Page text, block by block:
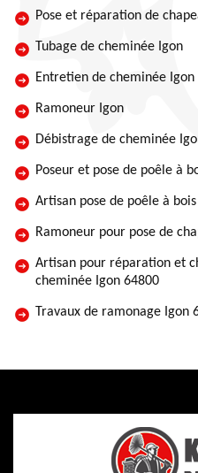
Pose et réparation de
Tubage de cheminée Igon
Entretien de cheminée Igon
Ramoneur Igon
Débistrage de cheminée
Poseur et pose de poêle à
Artisan pose de poêle à
Ramoneur pour pose de
Artisan pour réparation et
cheminée Igon 64800
Travaux de ramonage Igon